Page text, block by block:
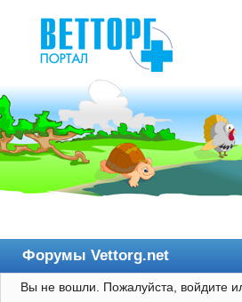
Форумы Vettorg.net
Главная
Вы не вошли. Пожалуйста, войдите